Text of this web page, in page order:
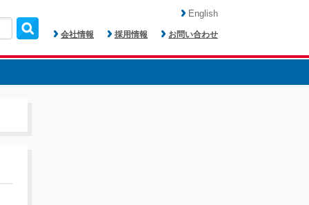
会社情報 採用情報 お問い合わせ
English